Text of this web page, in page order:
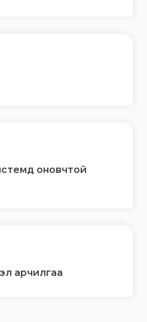
оновчтой
арчилгаа